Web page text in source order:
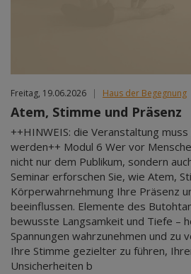
Freitag, 19.06.2026 | Haus der Begegnung
Atem, Stimme und Präsenz
++HINWEIS: die Veranstaltung
werden++ Modul 6 Wer vor
nicht nur dem Publikum, sondern
Seminar erforschen Sie, wie Atem,
Körperwahrnehmung Ihre Präsenz
beeinflussen. Elemente des
bewusste Langsamkeit und Tiefe –
Spannungen wahrzunehmen und zu
Ihre Stimme gezielter zu führen,
Unsicherheiten b